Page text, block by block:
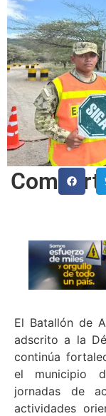
El Batallón de
adscrito a la
continúa
el municipio
jornadas de
actividades